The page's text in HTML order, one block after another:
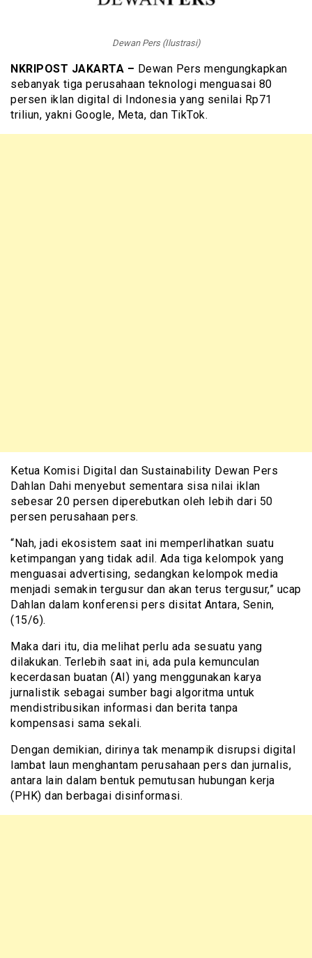
Dewan Pers (Ilustrasi)
NKRIPOST JAKARTA – Dewan Pers mengungkapkan
sebanyak tiga perusahaan teknologi menguasai 80
persen iklan digital di Indonesia yang senilai Rp71
triliun, yakni Google, Meta, dan TikTok.
Ketua Komisi Digital dan Sustainability Dewan Pers
Dahlan Dahi menyebut sementara sisa nilai iklan
sebesar 20 persen diperebutkan oleh lebih dari 50
persen perusahaan pers.
“Nah, jadi ekosistem saat ini memperlihatkan suatu
ketimpangan yang tidak adil. Ada tiga kelompok yang
menguasai advertising, sedangkan kelompok media
menjadi semakin tergusur dan akan terus tergusur,” ucap
Dahlan dalam konferensi pers disitat Antara, Senin,
(15/6).
Maka dari itu, dia melihat perlu ada sesuatu yang
dilakukan. Terlebih saat ini, ada pula kemunculan
kecerdasan buatan (AI) yang menggunakan karya
jurnalistik sebagai sumber bagi algoritma untuk
mendistribusikan informasi dan berita tanpa
kompensasi sama sekali.
Dengan demikian, dirinya tak menampik disrupsi digital
lambat laun menghantam perusahaan pers dan jurnalis,
antara lain dalam bentuk pemutusan hubungan kerja
(PHK) dan berbagai disinformasi.